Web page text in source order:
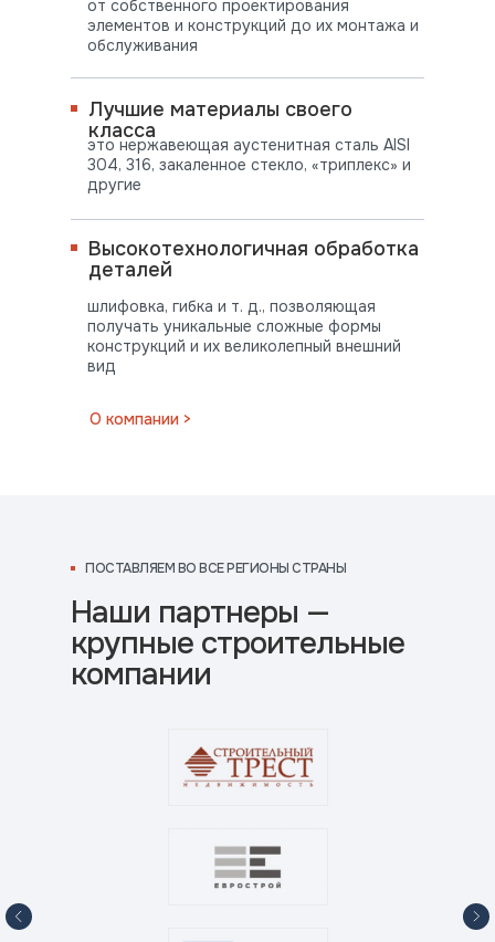
это нержавеющая аустенитная сталь AISI
304, 316, закаленное стекло, «триплекс» и
другие
шлифовка, гибка и т. д., позволяющая
получать уникальные сложные формы
конструкций и их великолепный внешний
вид
О компании >
от собственного проектирования
элементов и конструкций до их монтажа и
обслуживания
Лучшие материалы своего
класса
Высокотехнологичная обработка
деталей
Наши партнеры —
крупные строительные
компании
ВО ВСЕ РЕГИОНЫ СТРАНЫ
ПОСТАВЛЯЕМ ВО ВСЕ РЕГИОНЫ СТРАНЫ